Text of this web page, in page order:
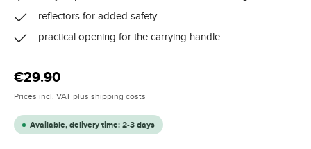
reflectors for added safety
practical opening for the carrying handle
Regular price:
€29.90
Prices incl. VAT plus shipping costs
Available, delivery time: 2-3 days